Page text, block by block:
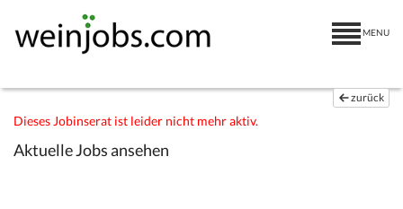
MENU
zurück
Dieses Jobinserat ist leider nicht mehr aktiv.
Aktuelle Jobs ansehen